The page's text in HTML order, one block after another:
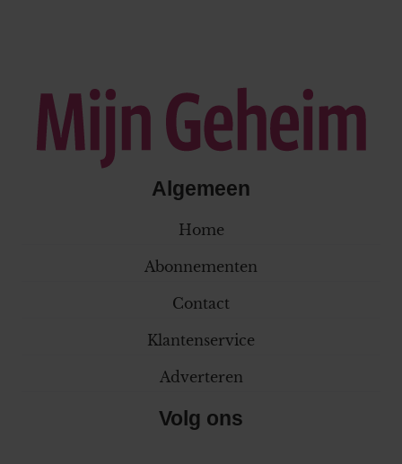
Algemeen
Home
Abonnementen
Contact
Klantenservice
Adverteren
Volg ons